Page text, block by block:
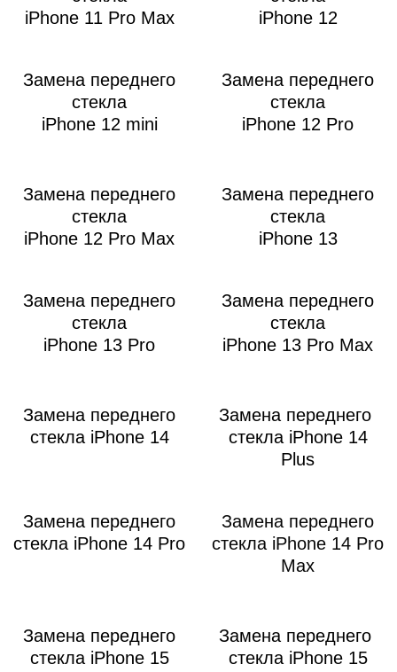
iPhone 11 Pro Max
iPhone 12
Замена переднего
стекла
iPhone 12 mini
Замена переднего
стекла
iPhone 12 Pro
Замена переднего
стекла
iPhone 12 Pro Max
Замена переднего
стекла
iPhone 13
Замена переднего
стекла
iPhone 13 Pro
Замена переднего
стекла
iPhone 13 Pro Max
Замена переднего
стекла iPhone 14
Замена переднего
стекла iPhone 14
Plus
Замена переднего
стекла iPhone 14 Pro
Замена переднего
стекла iPhone 14 Pro
Max
Замена переднего
стекла iPhone 15
Замена переднего
стекла iPhone 15